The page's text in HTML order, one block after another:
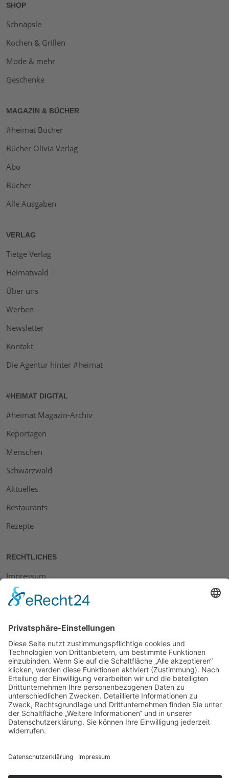
SHOP
Schnäpsle
Kochen & Grillen
Mode & mehr
Geschenke
MAGAZIN & BÜCHER
#heimat Bücher
Bücher Olivia Verlag
Abo
Bücher
Alle Ausgaben
VERLAG
Tietge Verlag
Heimatwald
Über uns
Werben
Newsletter
Kontakt
Die Agentur hinter #heimat
#HEIMAT DIGITAL
#heimat Magazin-Archiv
Reportagen
Menschen
Schwarzwald
Aktuelles
Restaurants
Rezepte
RECHTLICHES
Impressum
Datenschutz
Widerrufsbelehrung
Bankdaten